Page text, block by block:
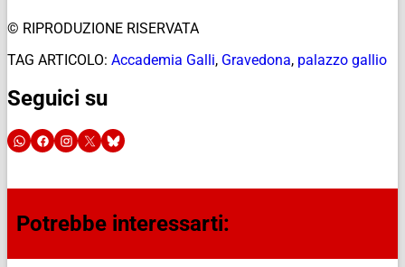
© RIPRODUZIONE RISERVATA
TAG ARTICOLO: Accademia Galli, Gravedona, palazzo gallio
Seguici su
Potrebbe interessarti: